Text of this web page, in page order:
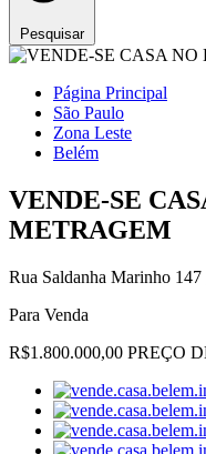
Pesquisar
Página Principal
São Paulo
Zona Leste
Belém
VENDE-SE
METRAGEM
Rua Saldanha Marinho
Para Venda
R$1.800.000,00 PREÇO